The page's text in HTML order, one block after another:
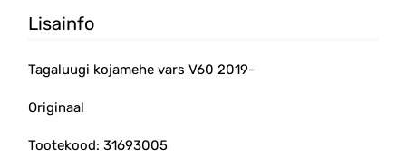
Lisainfo
Tagaluugi kojamehe vars V60 2019-
Originaal
Tootekood: 31693005